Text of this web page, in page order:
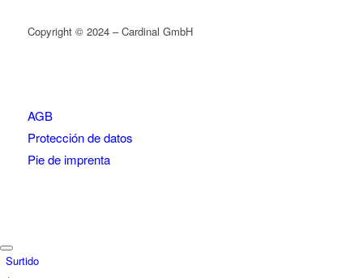
Copyright © 2024 – Cardinal GmbH
AGB
Protección de datos
Pie de imprenta
Surtido